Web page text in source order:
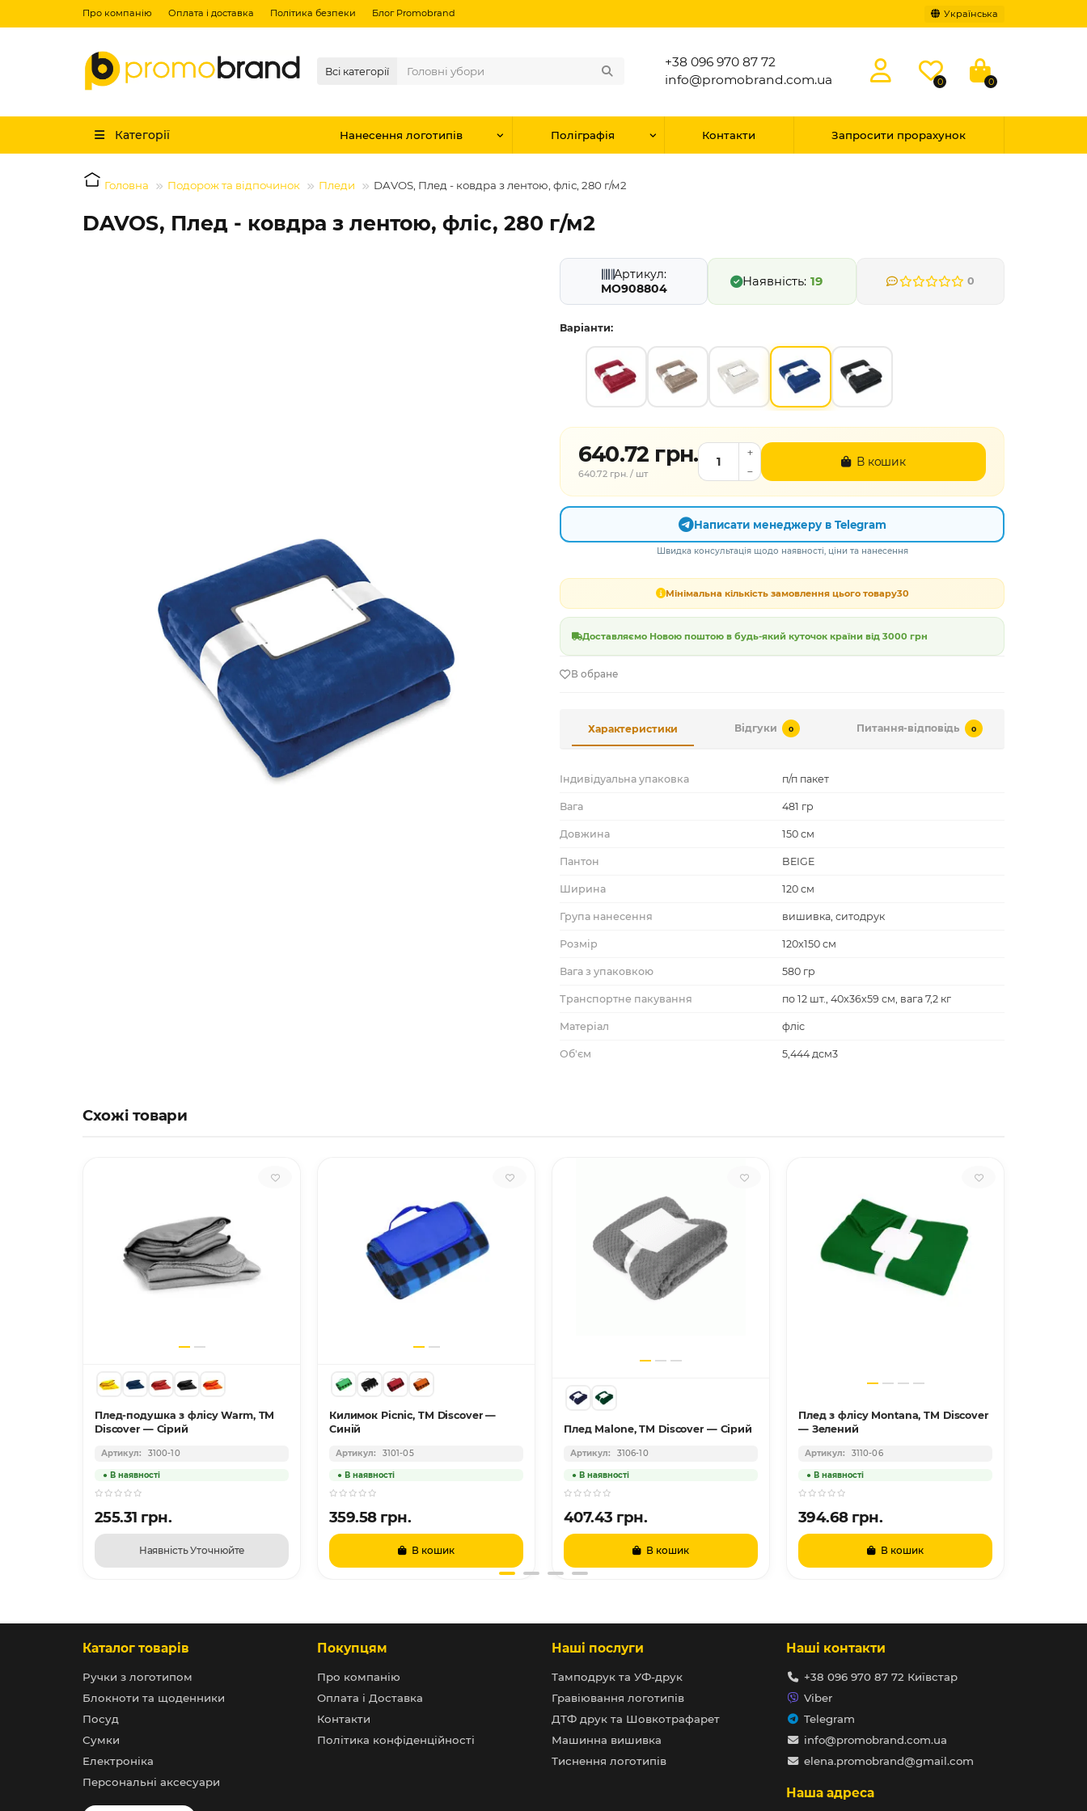
Про компанію Оплата і доставка Політика безпеки Блог Promobrand Українська
Всі категорії
+38 096 970 87 72
info@promobrand.com.ua
0 0
Категорії Нанесення логотипів Поліграфія Контакти Запросити прорахунок
Головна Подорож та відпочинок Пледи DAVOS, Плед - ковдра з лентою, фліс, 280 г/м2
DAVOS, Плед - ковдра з лентою, фліс, 280 г/м2
Артикул:
MO908804
19 0
Варіанти:
640.72 грн.
640.72 грн. / шт
В кошик
Написати менеджеру в Telegram
Швидка консультація щодо наявності, ціни та нанесення
Мінімальна кількість замовлення цього товару30
Доставляємо Новою поштою в будь-який куточок країни від 3000 грн
В обране
Характеристики Відгуки 0 Питання-відповідь 0
Індивідуальна упаковка п/п пакет
Вага 481 гр
Довжина 150 см
Пантон BEIGE
Ширина 120 см
Група нанесення вишивка, ситодрук
Розмір 120x150 см
Вага з упаковкою 580 гр
Транспортне пакування по 12 шт., 40x36x59 см, вага 7,2 кг
Матеріал фліс
Об'єм 5,444 дсм3
Схожі товари
Плед-подушка з флісу Warm, TM
Discover — Сірий
3100-10
255.31 грн.
Наявність Уточнюйте
Килимок Picnic, TM Discover —
Синій
3101-05
359.58 грн.
В кошик
Плед Malone, TM Discover — Сірий
3106-10
407.43 грн.
В кошик
Плед з флісу Montana, TM Discover
— Зелений
3110-06
394.68 грн.
В кошик
Каталог товарів
Ручки з логотипом
Блокноти та щоденники
Посуд
Сумки
Електроніка
Персональні аксесуари
Покупцям
Про компанію
Оплата і Доставка
Контакти
Політика конфіденційності
Наші послуги
Тамподрук та УФ-друк
Гравіювання логотипів
ДТФ друк та Шовкотрафарет
Машинна вишивка
Тиснення логотипів
Наші контакти
+38 096 970 87 72 Київстар
Viber
Telegram
info@promobrand.com.ua
elena.promobrand@gmail.com
Наша адреса